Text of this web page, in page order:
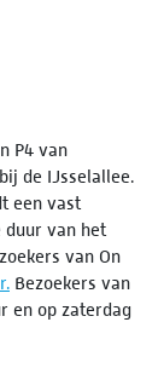
P4 van
de IJsselallee.
een vast
duur van het
van On
Bezoekers van
en op zaterdag